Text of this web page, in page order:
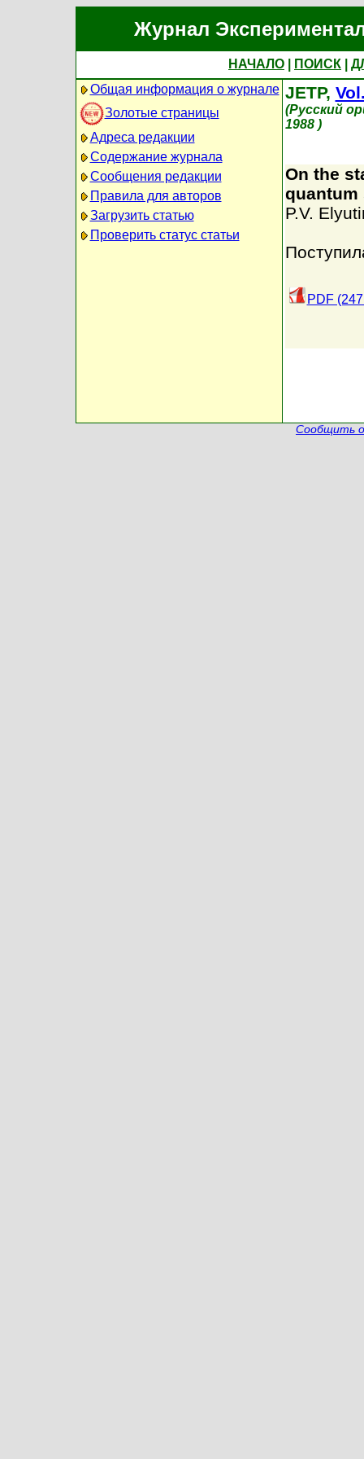
Журнал
НАЧАЛО ПОИСК
Общая информация о журнале
Золотые страницы
Адреса редакции
Содержание журнала
Сообщения редакции
Правила для авторов
Загрузить статью
Проверить статус статьи
JETP,
(Русский
1988 )
On the
quantum
P.V.
PDF
Сообщить о